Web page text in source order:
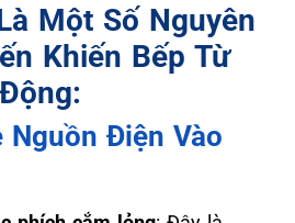
Một Số Nguyên
Khiến Bếp Từ
Nguồn Điện Vào